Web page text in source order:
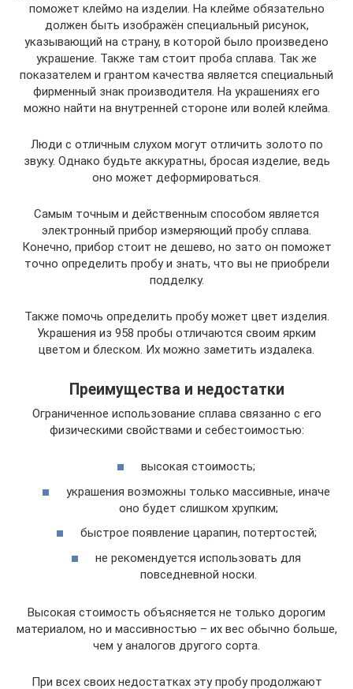
поможет клеймо на изделии. На клейме обязательно
должен быть изображён специальный рисунок,
указывающий на страну, в которой было произведено
украшение. Также там стоит проба сплава. Так же
показателем и грантом качества является специальный
фирменный знак производителя. На украшениях его
можно найти на внутренней стороне или волей клейма.
Люди с отличным слухом могут отличить золото по
звуку. Однако будьте аккуратны, бросая изделие, ведь
оно может деформироваться.
Самым точным и действенным способом является
электронный прибор измеряющий пробу сплава.
Конечно, прибор стоит не дешево, но зато он поможет
точно определить пробу и знать, что вы не приобрели
подделку.
Также помочь определить пробу может цвет изделия.
Украшения из 958 пробы отличаются своим ярким
цветом и блеском. Их можно заметить издалека.
Преимущества и недостатки
Ограниченное использование сплава связанно с его
физическими свойствами и себестоимостью:
высокая стоимость;
украшения возможны только массивные, иначе
оно будет слишком хрупким;
быстрое появление царапин, потертостей;
не рекомендуется использовать для
повседневной носки.
Высокая стоимость объясняется не только дорогим
материалом, но и массивностью – их вес обычно больше,
чем у аналогов другого сорта.
При всех своих недостатках эту пробу продолжают